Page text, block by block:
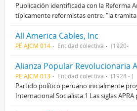
Publicación identificada con la Reforma
típicamente reformistas entre: "la
All America Cables, Inc
PE AJCM 014 Entidad colectiva (1920-
Alianza Popular Revolucionaria
PE AJCM 013 Entidad colectiva (1924 - )
Partido político peruano inicialmente
Internacional Socialista.1 Las siglas